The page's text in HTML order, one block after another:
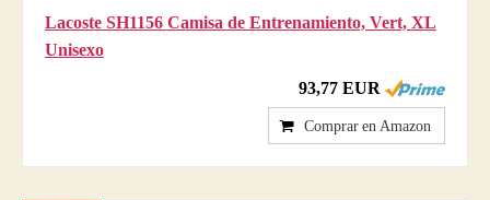
Lacoste SH1156 Camisa de Entrenamiento, Vert, XL
Unisexo
93,77 EUR
Comprar en Amazon